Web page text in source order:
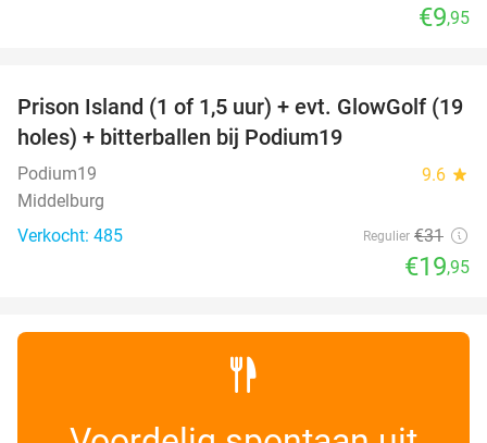
€9,95
36%
Prison Island (1 of 1,5 uur) + evt. GlowGolf (19
holes) + bitterballen bij Podium19
Podium19 9.6 star
Middelburg
Verkocht: 485
Regulier €31
€19,95